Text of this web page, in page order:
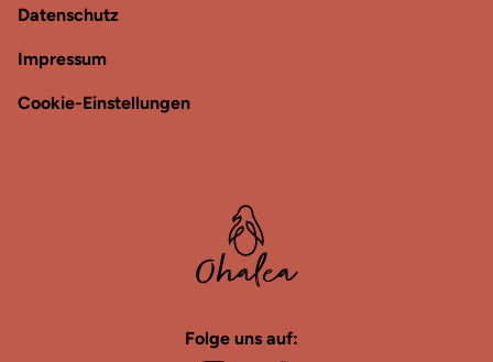
Datenschutz
Impressum
Cookie-Einstellungen
Folge uns auf: